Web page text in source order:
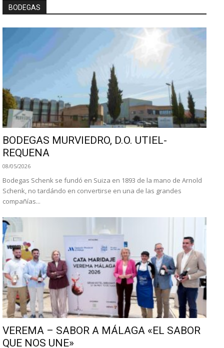
BODEGAS
BODEGAS MURVIEDRO, D.O. UTIEL-
REQUENA
08/05/2026
Bodegas Schenk se fundó en Suiza en 1893 de la mano de Arnold
Schenk, no tardándo en convertirse en una de las grandes
compañías...
VEREMA – SABOR A MÁLAGA «EL SABOR
QUE NOS UNE»